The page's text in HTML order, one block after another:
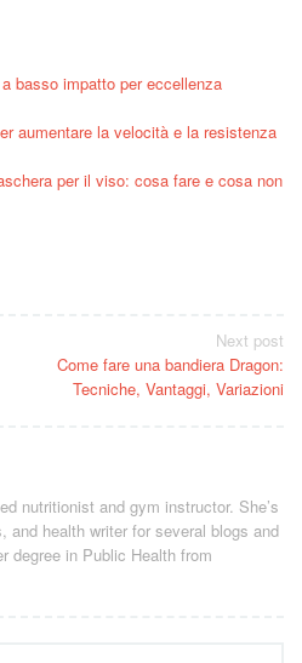
basso impatto per eccellenza
aumentare la velocità e la resistenza
per il viso: cosa fare e cosa non
Next post
Come fare una bandiera Dragon:
Tecniche, Vantaggi, Variazioni
nutritionist and gym instructor. She’s
and health writer for several blogs and
degree in Public Health from